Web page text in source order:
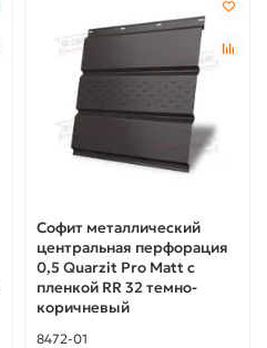
Софит металлический
центральная перфорация
0,5 Quarzit Pro Matt с
пленкой RR 32 темно-
коричневый
8472-01